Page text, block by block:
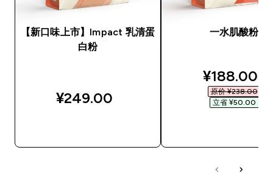
【新口味上市】Impact 乳清蛋
白粉
¥249.00‎
一水肌酸粉
¥188.00‎
原价 ¥238.00‎
立省 ¥50.00‎